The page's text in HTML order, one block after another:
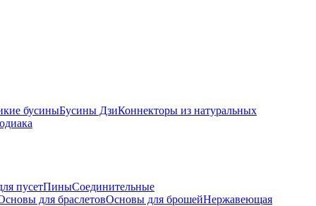
бусиныБусины ДзиКоннекторы из натуральных
пусетПиныСоединительные
для браслетовОсновы для брошейНержавеющая